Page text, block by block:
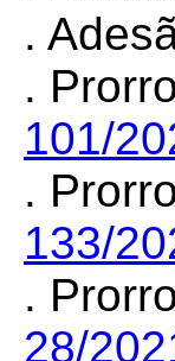
.
.
101/
.
133/
.
28/